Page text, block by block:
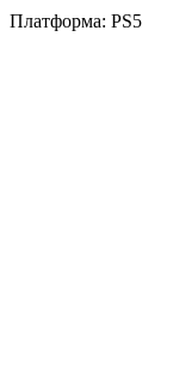
Платформа: PS5